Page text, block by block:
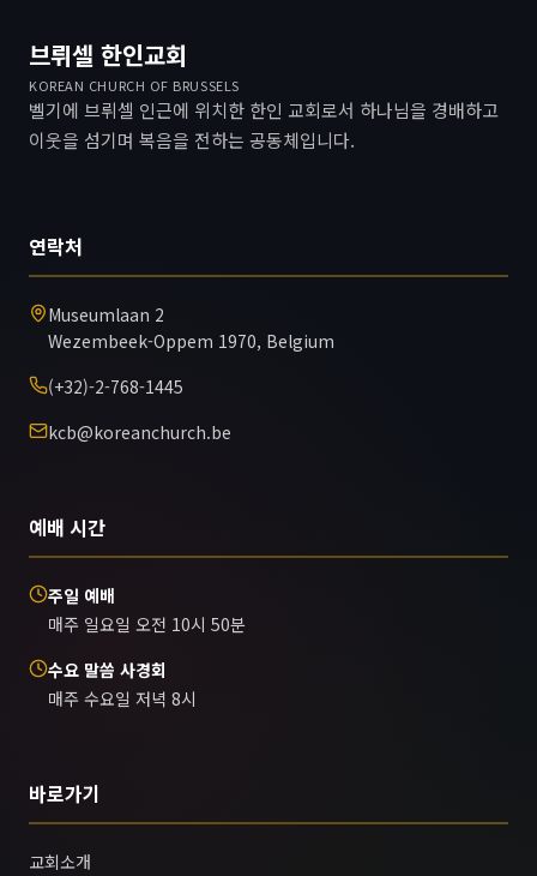
브뤼셀 한인교회
KOREAN CHURCH OF BRUSSELS
벨기에 브뤼셀 인근에 위치한 한인 교회로서 하나님을 경배하고
이웃을 섬기며 복음을 전하는 공동체입니다.
연락처
Museumlaan 2
Wezembeek-Oppem 1970, Belgium
(+32)-2-768-1445
kcb@koreanchurch.be
예배 시간
주일 예배
매주 일요일 오전 10시 50분
수요 말씀 사경회
매주 수요일 저녁 8시
바로가기
교회소개